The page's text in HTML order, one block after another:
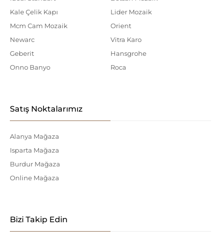
Kale Çelik Kapı
Mcm Cam Mozaik
Newarc
Geberit
Onno Banyo
Lider Mozaik
Orient
Vitra Karo
Hansgrohe
Roca
Satış Noktalarımız
Alanya Mağaza
Isparta Mağaza
Burdur Mağaza
Online Mağaza
Bizi Takip Edin